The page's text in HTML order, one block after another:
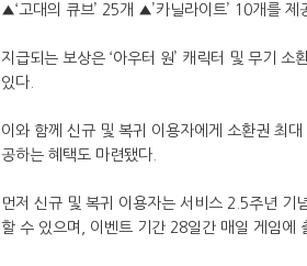
▲‘고대의 큐브’ 25개 ▲’카닐라이트’ 10개를 제
지급되는 보상은 ‘아우터 원’ 캐릭터 및 무기
있다.
이와 함께 신규 및 복귀 이용자에게 소환권 최
공하는 혜택도 마련됐다.
먼저 신규 및 복귀 이용자는 서비스 2.5주년 기
할 수 있으며, 이벤트 기간 28일간 매일 게임에